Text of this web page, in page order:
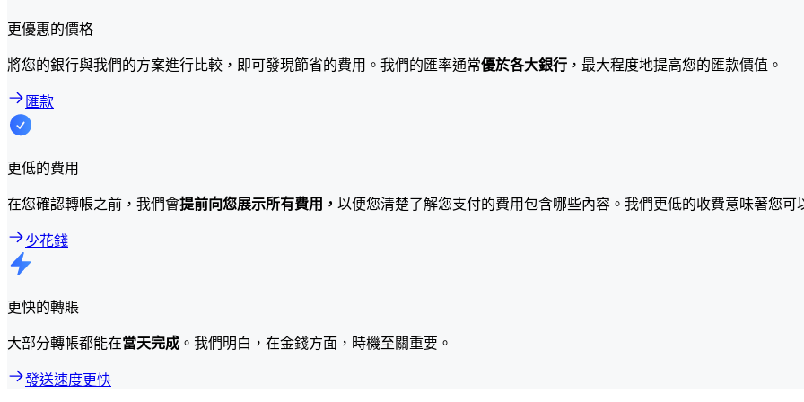
更優惠的價格
將您的銀行與我們的方案進行比較，即可發現節省的費用。我們的匯率通常優於各大銀行 ，最大程度地提高您的匯款價值。
匯款
更低的費用
在您確認轉帳之前，我們會提前向您展示所有費用， 以便您清楚了解您支付的費用包含哪些內容。我們更低的收費意味著您可
少花錢
更快的轉賬
大部分轉帳都能在當天完成 。我們明白，在金錢方面，時機至關重要。
發送速度更快